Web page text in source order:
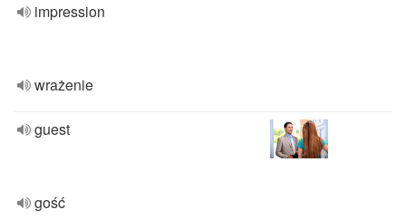
impression
wrażenie
guest
gość